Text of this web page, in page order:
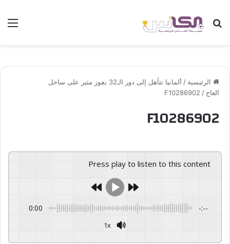
بحث عن
الرئيسية /
ألمانيا تتأهل إلى دور الـ32 بفوز مثير على ساحل
العاج /
F10286902
F10286902
Press play to listen to this content
0:00 -:--
1x